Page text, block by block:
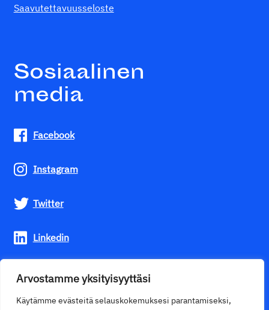
Arvostamme yksityisyyttäsi
Käytämme evästeitä selauskokemuksesi parantamiseksi,
Saavutettavuusseloste
Sosiaalinen
media
Facebook
Instagram
Twitter
Linkedin